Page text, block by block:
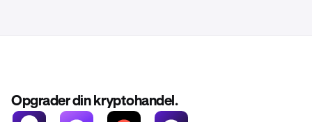
Opgrader din kryptohandel.